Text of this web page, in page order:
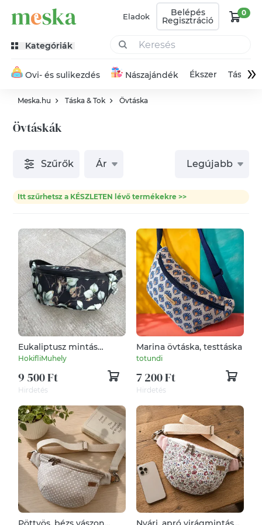
Eladok Belépés
Regisztráció
0
Kategóriák
Ovi- és sulikezdés Nászajándék Ékszer Táska»
Meska.hu Táska & Tok Övtáska
Övtáskák
Szűrők Ár Legújabb
Itt szűrhetsz a KÉSZLETEN lévő termékekre >>
Eukaliptusz mintás
övtáska fekete
textilbőrrel
HokifliMuhely
9 500 Ft
Hirdetés
Marina övtáska, testtáska
totundi
7 200 Ft
Hirdetés